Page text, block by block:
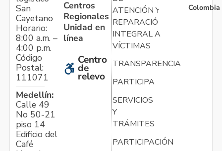
San
Cayetano
Horario:
8:00 a.m. –
4:00 p.m.
Código
Postal:
111071
Medellín:
Calle 49
No 50-21
piso 14
Edificio del
Café
Centros
Regionales
Unidad en
línea
Centro
de
relevo
ATENCIÓN Y
REPARACIÓN
INTEGRAL A
VÍCTIMAS
TRANSPARENCIA
PARTICIPA
SERVICIOS
Y
TRÁMITES
PARTICIPACIÓN
Colombia